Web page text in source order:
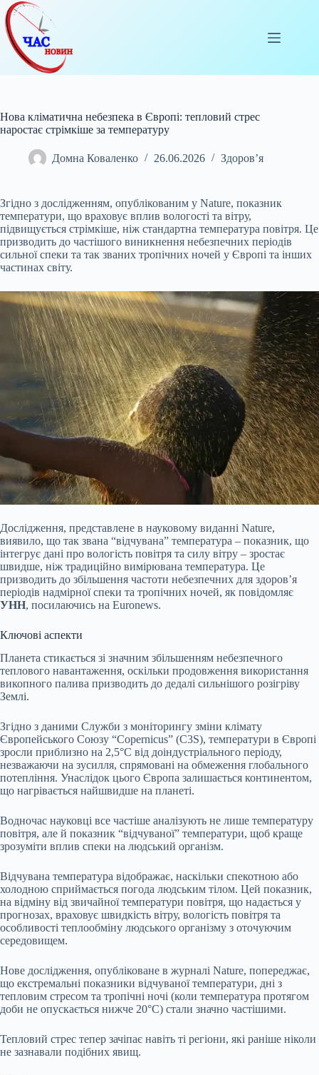
Перейти
до
вмісту
Нова кліматична небезпека в Європі: тепловий стрес
наростає стрімкіше за температуру
Домна Коваленко 26.06.2026 Здоров’я
Згідно з дослідженням, опублікованим у Nature, показник
температури, що враховує вплив вологості та вітру,
підвищується стрімкіше, ніж стандартна температура повітря. Це
призводить до частішого виникнення небезпечних періодів
сильної спеки та так званих тропічних ночей у Європі та інших
частинах світу.
Дослідження, представлене в науковому виданні Nature,
виявило, що так звана “відчувана” температура – показник, що
інтегрує дані про вологість повітря та силу вітру – зростає
швидше, ніж традиційно вимірювана температура. Це
призводить до збільшення частоти небезпечних для здоров’я
періодів надмірної спеки та тропічних ночей, як повідомляє
УНН, посилаючись на Euronews.
Ключові аспекти
Планета стикається зі значним збільшенням небезпечного
теплового навантаження, оскільки продовження використання
викопного палива призводить до дедалі сильнішого розігріву
Землі.
Згідно з даними Служби з моніторингу зміни клімату
Європейського Союзу “Copernicus” (C3S), температури в Європі
зросли приблизно на 2,5°C від доіндустріального періоду,
незважаючи на зусилля, спрямовані на обмеження глобального
потепління. Унаслідок цього Європа залишається континентом,
що нагрівається найшвидше на планеті.
Водночас науковці все частіше аналізують не лише температуру
повітря, але й показник “відчуваної” температури, щоб краще
зрозуміти вплив спеки на людський організм.
Відчувана температура відображає, наскільки спекотною або
холодною сприймається погода людським тілом. Цей показник,
на відміну від звичайної температури повітря, що надається у
прогнозах, враховує швидкість вітру, вологість повітря та
особливості теплообміну людського організму з оточуючим
середовищем.
Нове дослідження, опубліковане в журналі Nature, попереджає,
що екстремальні показники відчуваної температури, дні з
тепловим стресом та тропічні ночі (коли температура протягом
доби не опускається нижче 20°C) стали значно частішими.
Тепловий стрес тепер зачіпає навіть ті регіони, які раніше ніколи
не зазнавали подібних явищ.